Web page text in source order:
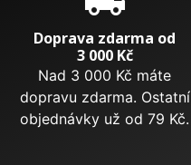
Doprava zdarma od
3 000 Kč
Nad 3 000 Kč máte
dopravu zdarma. Ostatní
objednávky už od 79 Kč.